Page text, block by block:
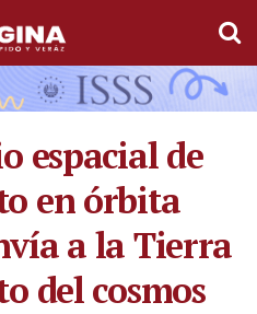
espacial de
en órbita
a la Tierra
del cosmos